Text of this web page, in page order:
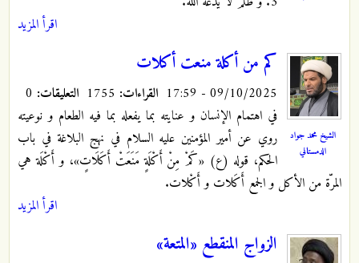
اقرأ المزيد
الشيخ محمد جواد
الدمستاني
كم من أكلة منعت أكلات
09/10/2025 - 17:59 القراءات: التعليقات:
في اهتمام الإنسان و عنايته بما يفعله بما فيه الطعام و نوعيته
روي عن أمير المؤمنين عليه السلام في نهج البلاغة في باب
الحكم، قوله (ع) «كَمْ مِنْ أَكْلَةٍ مَنَعَتْ أَكَلَاتٍ»، و أَكْلَة هي
المرّة من الأكل و الجمع أَكَلات و أَكْلات.
اقرأ المزيد
الزواج المنقطع «المتعة»